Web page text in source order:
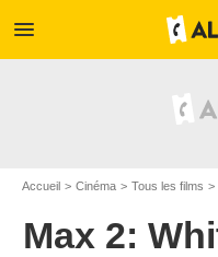
menu
Accueil Cinéma Tous les films
Max 2: